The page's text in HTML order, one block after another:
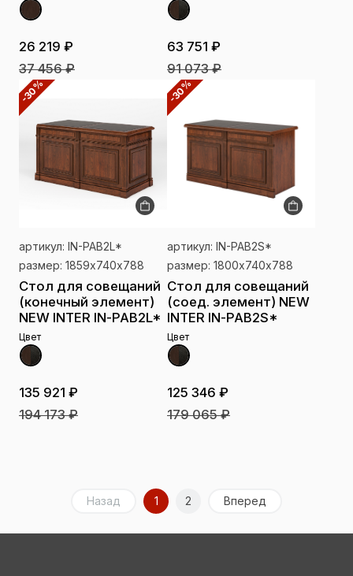
26 219 ₽
37 456 ₽
63 751 ₽
91 073 ₽
-30%
артикул: IN-PAB2L*
размер: 1859х740х788
Стол для совещаний
(конечный элемент)
NEW INTER IN-PAB2L*
Цвет
135 921 ₽
194 173 ₽
-30%
артикул: IN-PAB2S*
размер: 1800х740х788
Стол для совещаний
(соед. элемент) NEW
INTER IN-PAB2S*
Цвет
125 346 ₽
179 065 ₽
Назад 1 2 Вперед